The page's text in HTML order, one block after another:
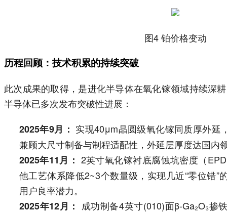
图4 铂价格变动
历程回顾：技术积累的持续突破
此次成果的取得，是进化半导体在氧化镓领域持续深
半导体已多次发布突破性进展：
2025年9月： 实现40μm晶圆级氧化镓同质厚外延
兼顾大尺寸制备与制程适配性，外延层厚度达国内
2025年11月： 2英寸氧化镓衬底腐蚀坑密度（
他工艺体系降低2~3个数量级，实现几近“零位错”
用户良率潜力。
2025年12月： 成功制备4英寸(010)面β-Ga₂O₃掺